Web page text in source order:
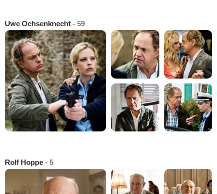
Uwe Ochsenknecht - 59
Rolf Hoppe - 5